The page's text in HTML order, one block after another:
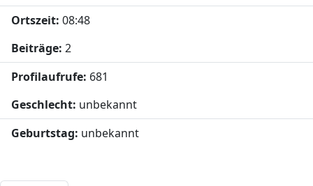
Ortszeit: 08:48
Beiträge: 2
Profilaufrufe: 681
Geschlecht: unbekannt
Geburtstag: unbekannt